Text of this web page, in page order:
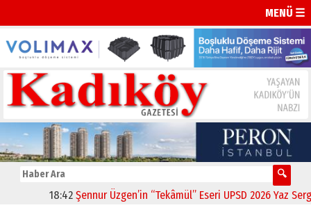
MENÜ ☰
18:42 Şennur Üzgen’in “Tekâmül” Eseri UPSD 2026 Yaz